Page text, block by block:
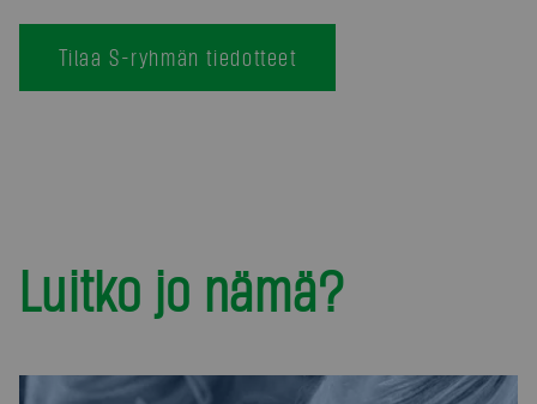
Tilaa S-ryhmän tiedotteet
Luitko jo nämä?